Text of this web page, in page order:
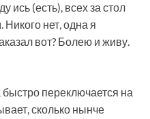
ись (есть), всех за стол
Никого нет, одна я
вот? Болею и живу.
переключается на
сколько нынче